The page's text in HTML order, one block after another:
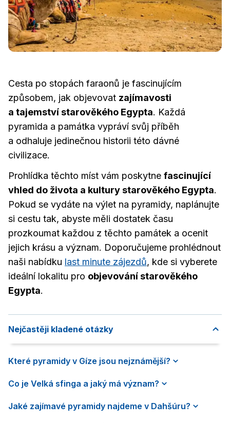
Cesta po stopách faraonů je fascinujícím
způsobem, jak objevovat zajímavosti
a tajemství starověkého Egypta. Každá
pyramida a památka vypráví svůj příběh
a odhaluje jedinečnou historii této dávné
civilizace.
Prohlídka těchto míst vám poskytne fascinující
vhled do života a kultury starověkého Egypta.
Pokud se vydáte na výlet na pyramidy, naplánujte
si cestu tak, abyste měli dostatek času
prozkoumat každou z těchto památek a ocenit
jejich krásu a význam. Doporučujeme prohlédnout
naši nabídku last minute zájezdů, kde si vyberete
ideální lokalitu pro objevování starověkého
Egypta.
Nejčastěji kladené otázky
Které pyramidy v Gíze jsou nejznámější?
Co je Velká sfinga a jaký má význam?
Jaké zajímavé pyramidy najdeme v Dahšúru?